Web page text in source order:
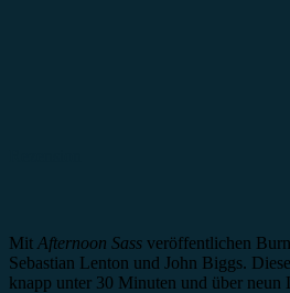
Mit Afternoon Sass veröffentlichen
Sebastian Lenton und John Biggs.
knapp unter 30 Minuten und über